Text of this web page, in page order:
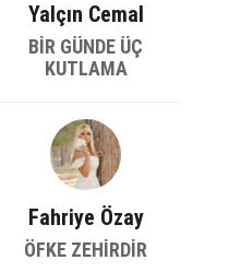
Yalçın Cemal
BİR GÜNDE ÜÇ
KUTLAMA
Fahriye Özay
ÖFKE ZEHİRDİR